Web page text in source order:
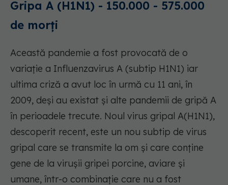
Gripa A (H1N1) - 150.000 - 575.000
de morți
Această pandemie a fost provocată de o
variație a Influenzavirus A (subtip H1N1) iar
ultima criză a avut loc în urmă cu 11 ani, în
2009, deși au existat și alte pandemii de gripă A
în perioadele trecute. Noul virus gripal A(H1N1),
descoperit recent, este un nou subtip de virus
gripal care se transmite la om și care conține
gene de la virușii gripei porcine, aviare și
umane, într-o combinație care nu a fost